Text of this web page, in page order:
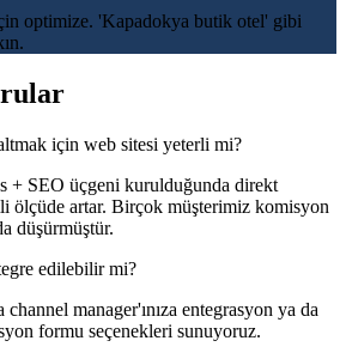
optimize. 'Kapadokya butik otel' gibi
için web sitesi yeterli mi?
+ SEO üçgeni kurulduğunda direkt
ölçüde artar. Birçok müşterimiz komisyon
düşürmüştür.
edilebilir mi?
manager'ınıza entegrasyon ya da
formu seçenekleri sunuyoruz.